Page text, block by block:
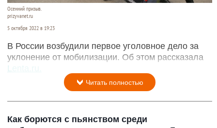
Осенний призыв.
prizyvanet.ru
5 октября 2022 в 19:23
В России возбудили первое уголовное дело за
уклонение от мобилизации. Об этом рассказала
Lenta.ru.
Читать полностью
Как борются с пьянством среди